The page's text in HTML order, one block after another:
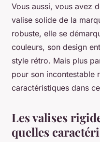
Vous aussi, vous avez
valise solide de la
robuste, elle se
couleurs, son design
style rétro. Mais plus
pour son incontestable
caractéristiques dans
Les valises
quelles